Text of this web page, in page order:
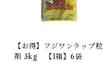
【お得】フジワンラップ粒
剤 3kg 【1箱】6袋